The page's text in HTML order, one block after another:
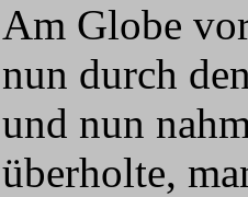
Am Globe
nun durch
und nun
überholte,